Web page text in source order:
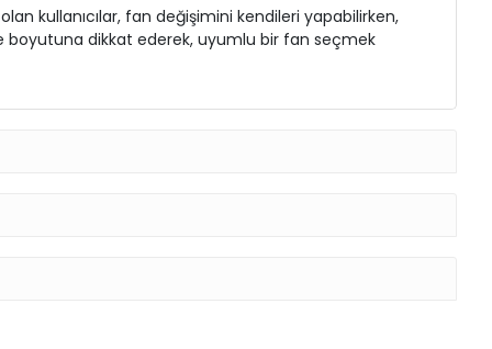
kullanıcılar, fan değişimini kendileri yapabilirken,
boyutuna dikkat ederek, uyumlu bir fan seçmek